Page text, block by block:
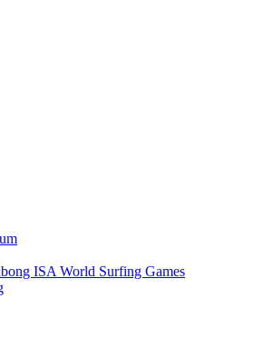
ISA World Surfing Games